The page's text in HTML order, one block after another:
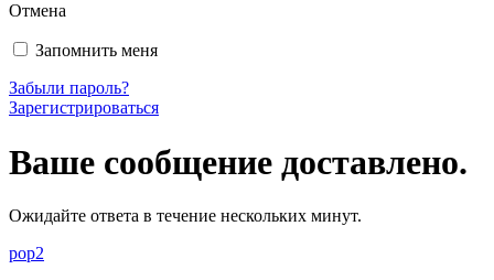
Отмена
Запомнить меня
Забыли пароль?
Зарегистрироваться
Ваше сообщение доставлено.
Ожидайте ответа в течение нескольких минут.
pop2